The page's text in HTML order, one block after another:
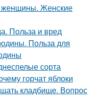
женщины. Женские
Польза и вред
Польза для
сорта
горчат яблоки
кладбище. Вопрос